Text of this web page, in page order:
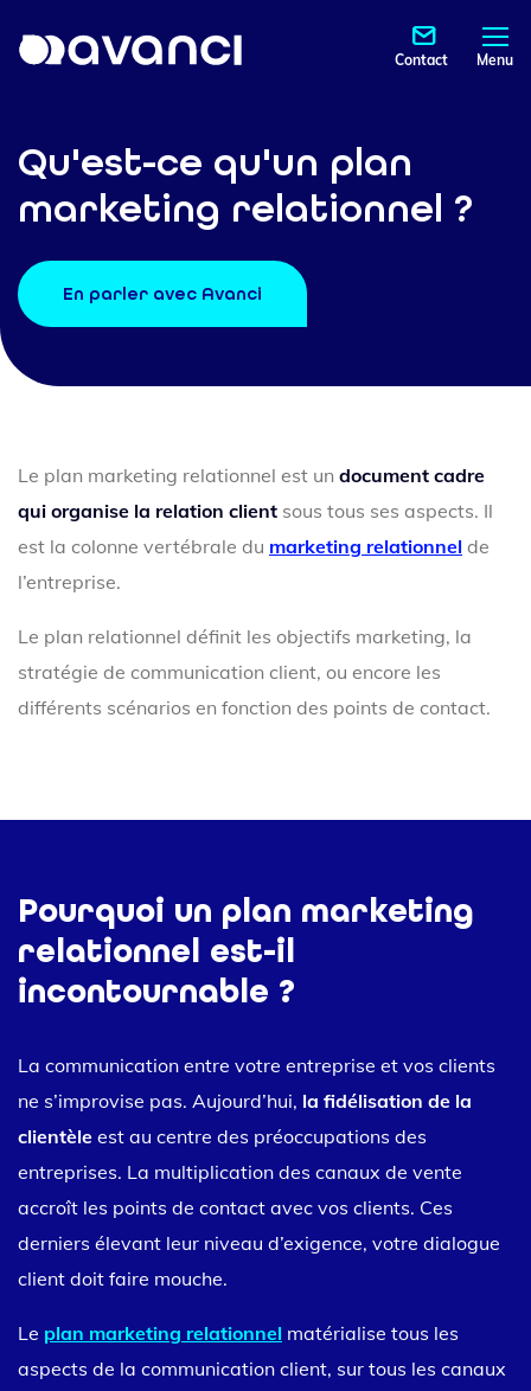
Contact Menu
Qu'est-ce qu'un plan
marketing relationnel ?
En parler avec Avanci
Le plan marketing relationnel est un document cadre
qui organise la relation client sous tous ses aspects. Il
est la colonne vertébrale du marketing relationnel de
l’entreprise.
Le plan relationnel définit les objectifs marketing, la
stratégie de communication client, ou encore les
différents scénarios en fonction des points de contact.
Pourquoi un plan marketing
relationnel est-il
incontournable ?
La communication entre votre entreprise et vos clients
ne s’improvise pas. Aujourd’hui, la fidélisation de la
clientèle est au centre des préoccupations des
entreprises. La multiplication des canaux de vente
accroît les points de contact avec vos clients. Ces
derniers élevant leur niveau d’exigence, votre dialogue
client doit faire mouche.
Le plan marketing relationnel matérialise tous les
aspects de la communication client, sur tous les canaux